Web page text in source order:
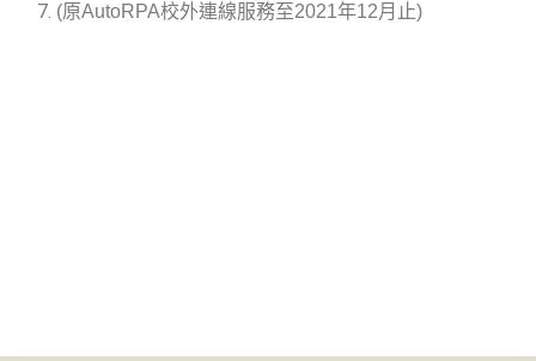
(原AutoRPA校外連線服務至2021年12月止)